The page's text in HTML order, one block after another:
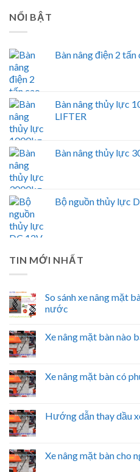
NỔI BẬT
Bàn nâng điện 2
Bàn nâng thủy lực
LIFTER
Bàn nâng thủy lực
Bộ nguồn thủy lực
TIN MỚI NHẤT
So sánh xe nâng mặt
nước
Xe nâng mặt bàn nào
Xe nâng mặt bàn có
Hướng dẫn thay dầu
Xe nâng mặt bàn cho